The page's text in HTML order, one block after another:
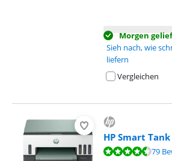
Morgen
Sieh nach, wie
liefern
Vergleichen
HP Smart
Bewertet mit 8,7 von 10, basierend auf 79
79